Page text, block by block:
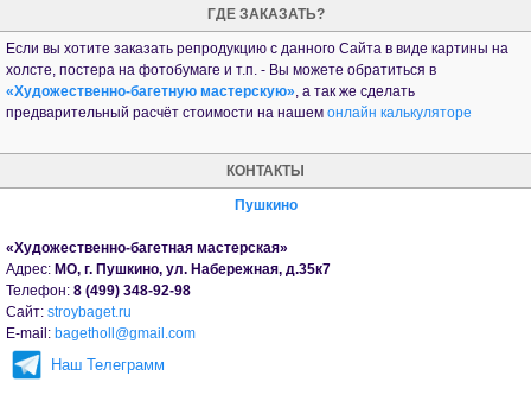
ГДЕ ЗАКАЗАТЬ?
Если вы хотите заказать репродукцию с данного Сайта в виде картины на
холсте, постера на фотобумаге и т.п. - Вы можете обратиться в
«Художественно-багетную мастерскую» , а так же сделать
предварительный расчёт стоимости на нашем онлайн калькуляторе
КОНТАКТЫ
Пушкино
«Художественно-багетная мастерская»
Адрес: МО, г. Пушкино, ул. Набережная, д.35к7
Телефон: 8 (499) 348-92-98
Сайт: stroybaget.ru
Е-mail: bagetholl@gmail.com
Наш Телеграмм